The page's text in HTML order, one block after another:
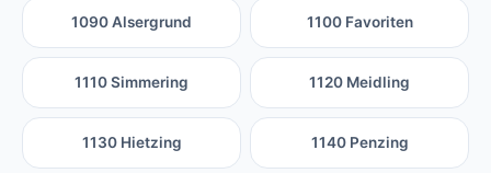
1090 Alsergrund 1100 Favoriten
1110 Simmering 1120 Meidling
1130 Hietzing 1140 Penzing